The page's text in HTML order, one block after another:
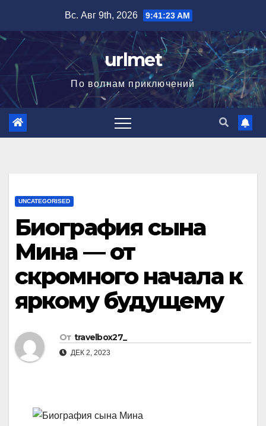
содержимому
Вс. Авг 9th, 2026 9:41:24 AM
urlmet
По волнам приключений
UNCATEGORISED
Биография сына
Мина — от
скромного начала к
яркому будущему
От travelbox27_
ДЕК 2, 2023